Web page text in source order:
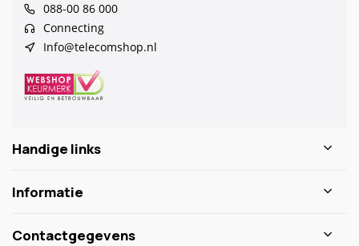
088-00 86 000
Connecting
Info@telecomshop.nl
Handige links
Informatie
Contactgegevens